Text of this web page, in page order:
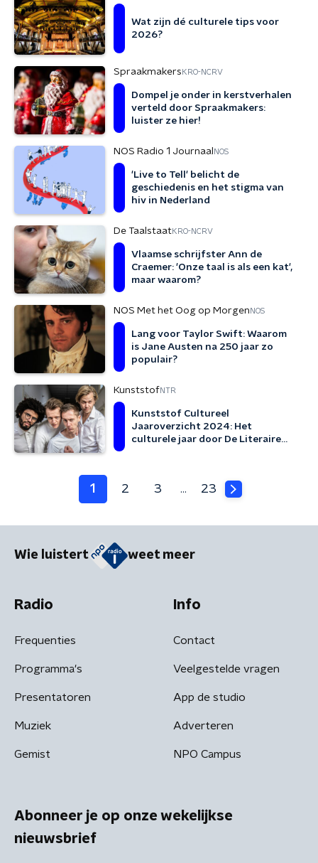
Wat zijn dé culturele tips voor
2026?
Spraakmakers KRO-NCRV
Dompel je onder in kerstverhalen
verteld door Spraakmakers:
luister ze hier!
NOS Radio 1 Journaal NOS
'Live to Tell' belicht de
geschiedenis en het stigma van
hiv in Nederland
De TaalstaatKRO-NCRV
Vlaamse schrijfster Ann de
Craemer: 'Onze taal is als een kat',
maar waarom?
NOS Met het Oog op Morgen NOS
Lang voor Taylor Swift: Waarom
is Jane Austen na 250 jaar zo
populair?
KunststofNTR
Kunststof Cultureel
Jaaroverzicht 2024: Het
culturele jaar door De Literaire
1 2 3 … 23
Wie luistert weet meer
Radio
Frequenties
Programma's
Presentatoren
Muziek
Gemist
Info
Contact
Veelgestelde vragen
App de studio
Adverteren
NPO Campus
Abonneer je op onze wekelijkse
nieuwsbrief